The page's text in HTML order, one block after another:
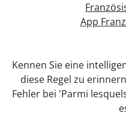
App
Kennen Sie eine
diese Regel zu
Fehler bei 'Parmi